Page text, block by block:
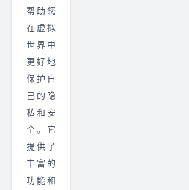
帮助您
在虚拟
世界中
更好地
保护自
己的隐
私和安
全。它
提供了
丰富的
功能和